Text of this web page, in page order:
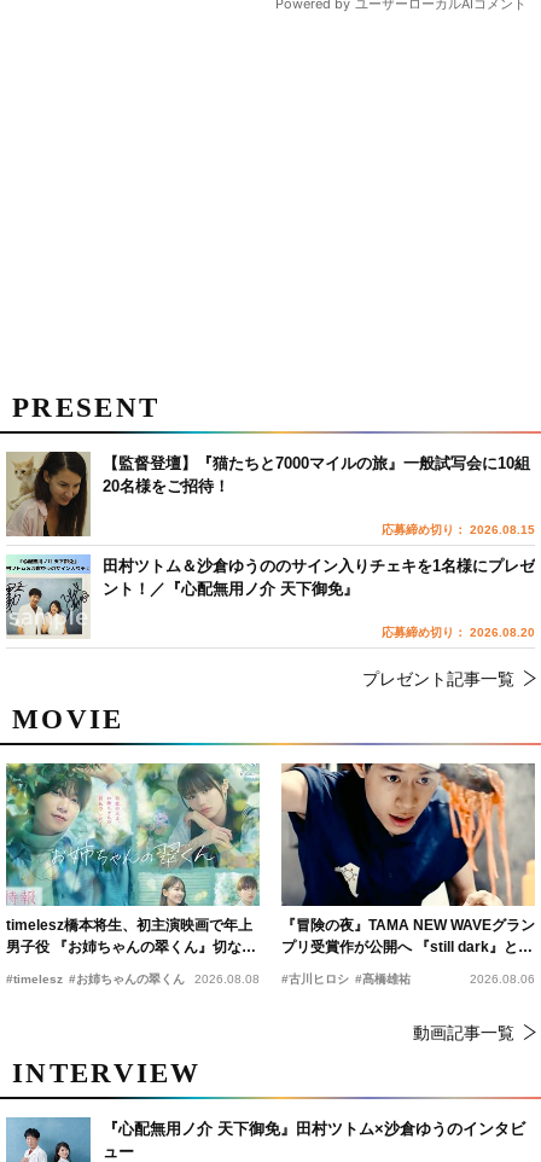
MOVIE
timelesz橋本将生、初主演映画で年上
男子役 『お姉ちゃんの翠くん』切ない
#timelesz #お姉ちゃんの翠くん 2026.08.08
『冒険の夜』TAMA NEW WAVEグラン
プリ受賞作が公開へ 『still dark』と同
#古川ヒロシ #髙橋雄祐 2026.08.06
動画記事一覧
INTERVIEW
『心配無用ノ介 天下御免』田村ツトム×沙倉ゆうのインタビ
ュー
PRESENT
【監督登壇】『猫たちと7000マイルの旅』一般試写会に10組
20名様をご招待！
応募締め切り： 2026.08.15
田村ツトム＆沙倉ゆうののサイン入りチェキを1名様にプレゼ
ント！／『心配無用ノ介 天下御免』
応募締め切り： 2026.08.20
プレゼント記事一覧